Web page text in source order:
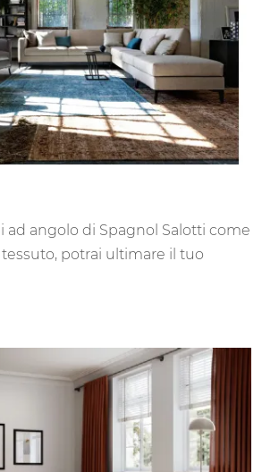
ad angolo di Spagnol Salotti come
potrai ultimare il tuo